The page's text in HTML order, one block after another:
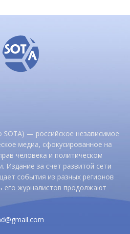
SOTA) — российское независимое
медиа, сфокусированное на
человека и политическом
Издание за счет развитой сети
события из разных регионов
его журналистов продолжают